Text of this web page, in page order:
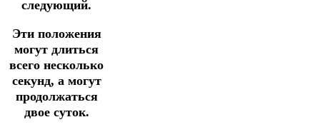
следующий.
Эти положения
могут длиться
всего несколько
секунд, а могут
продолжаться
двое суток.